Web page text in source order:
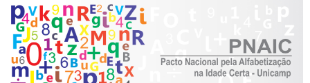
Pular
para
o
conteúdo